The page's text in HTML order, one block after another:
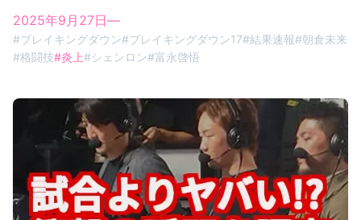
2025年9月27日—
#ブレイキングダウン#ブレイキングダウン17#結果速報#朝倉未来
#格闘技#炎上#シェンロン#富永啓悟